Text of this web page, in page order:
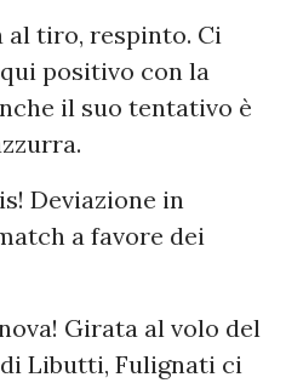
al tiro, respinto. Ci
positivo con la
il suo tentativo è
Deviazione in
a favore dei
Girata al volo del
Libutti, Fulignati ci